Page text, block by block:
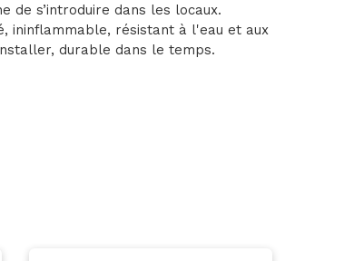
de s’introduire dans les locaux.
ininflammable, résistant à l'eau et aux
durable dans le temps.